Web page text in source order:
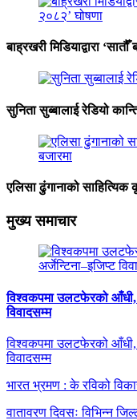
बाह्रखरी मिडियाद्वारा
सुनिता सुब्बालाई रेडियो
एलिसा ढुंगानाको साहित्यिक
मुख्य समाचार
विश्वकपमा उलटफेरको आँधी,
विवादसम्म
विश्वकपमा उलटफेरको आँधी,
विवादसम्म
भारत भ्रमण : के रविको
वातावरण दिवसः विभिन्न